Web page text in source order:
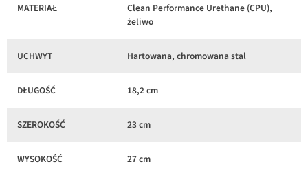
MATERIAŁ
Clean Performance Urethane (CPU),
żeliwo
UCHWYT Hartowana, chromowana stal
DŁUGOŚĆ 18,2 cm
SZEROKOŚĆ 23 cm
WYSOKOŚĆ 27 cm